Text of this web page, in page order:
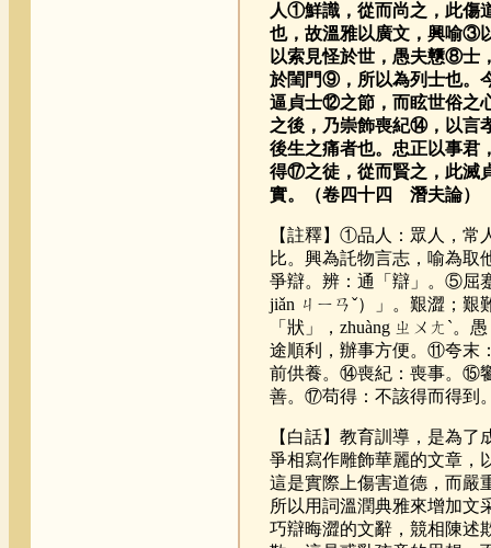
人①鮮識，從而尚之，此傷
也，故溫雅以廣文，興喻③
以索見怪於世，愚夫戇⑧士
於閨門⑨，所以為列士也。
逼貞士⑫之節，而眩世俗之
之後，乃崇飾喪紀⑭，以言
後生之痛者也。忠正以事君
得⑰之徒，從而賢之，此滅
實。（卷四十四 潛夫論）
【註釋】①品人：眾人，
比。興為託物言志，喻為取
爭辯。辨：通「辯」。⑤屈
jiǎn ㄐㄧㄢˇ）」。艱澀；
「狀」，zhuàng ㄓㄨㄤˋ
途順利，辦事方便。⑪夸末
前供養。⑭喪紀：喪事。⑮
善。⑰苟得：不該得而得到
【白話】教育訓導，是為
爭相寫作雕飾華麗的文章，
這是實際上傷害道德，而嚴
所以用詞溫潤典雅來增加文
巧辯晦澀的文辭，競相陳述